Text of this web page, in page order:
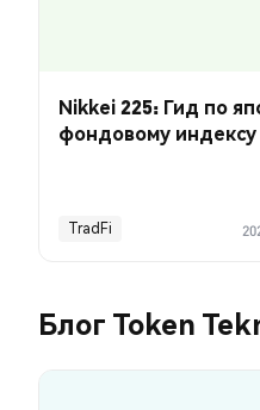
Nikkei 225: Гид по
фондовому индексу
TradFi
Блог Token